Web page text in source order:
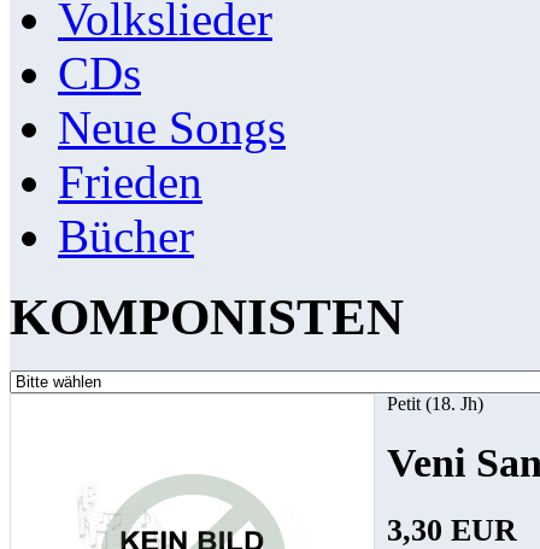
Volkslieder
CDs
Neue Songs
Frieden
Bücher
KOMPONISTEN
Petit (18. Jh)
Veni
3,30 EUR